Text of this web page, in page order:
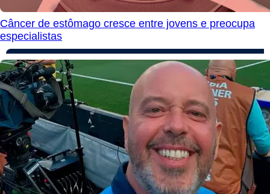
Câncer de estômago cresce entre jovens e preocupa
especialistas